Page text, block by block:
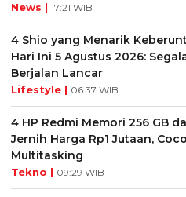
News | 17:21 WIB
4 Shio yang Menarik
Hari Ini 5 Agustus 2026:
Berjalan Lancar
Lifestyle | 06:37 WIB
4 HP Redmi Memori 256 GB
Jernih Harga Rp1 Jutaan,
Multitasking
Tekno | 09:29 WIB